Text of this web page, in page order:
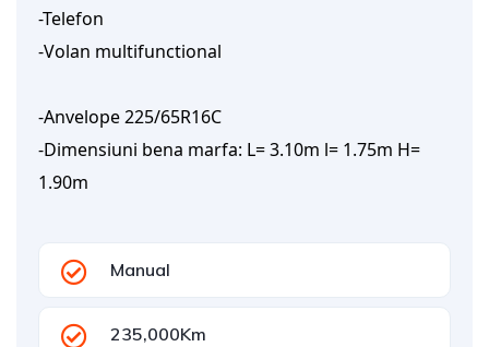
-Telefon
-Volan multifunctional
-Anvelope 225/65R16C
-Dimensiuni bena marfa: L= 3.10m l= 1.75m H=
1.90m
Manual
235,000Km